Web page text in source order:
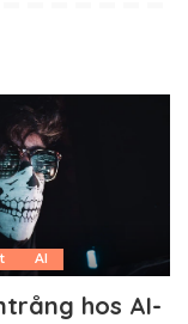
AI
hos AI-